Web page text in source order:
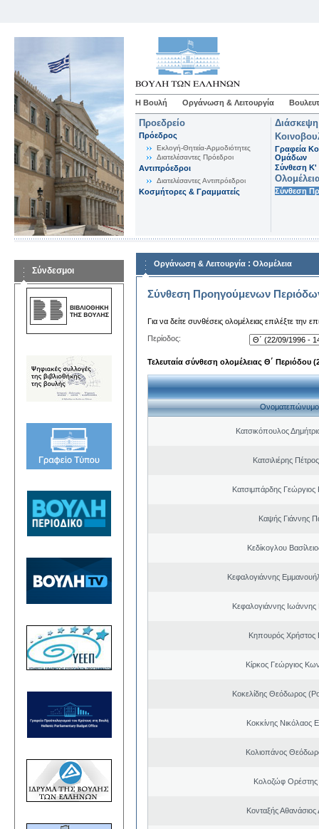
Η Βουλή Οργάνωση & Λειτουργία
Προεδρείο
Πρόεδρος
Εκλογή-Θητεία-Αρμοδιότητες
Διατελέσαντες Πρόεδροι
Αντιπρόεδροι
Διατελέσαντες Αντιπρόεδροι
Κοσμήτορες & Γραμματείς
Γραφεία
Ομάδων
Σύνθεση K'
Σύνθεση
Σύνδεσμοι
Οργάνωση & Λειτουργία : Ολομέλεια
Σύνθεση Προηγούμενων
Για να δείτε συνθέσεις ολομέλειας επιλέξτε την
Περίοδος:
Τελευταία σύνθεση ολομέλειας Θ΄ Περιόδου
Ονοματεπώνυμο
Κατσικόπουλος
Κατσιλιέρης
Κατσιμπάρδης Γεώργιος
Καψής Γιάννης
Κεδίκογλου
Κεφαλογιάννης
Κεφαλογιάννης Ιωάννης
Κηπουρός Χρήστος
Κίρκος Γεώργιος
Κοκελίδης Θεόδωρος
Κοκκίνης Νικόλαος
Κολιοπάνος
Κολοζώφ
Κονταξής Αθανάσιος